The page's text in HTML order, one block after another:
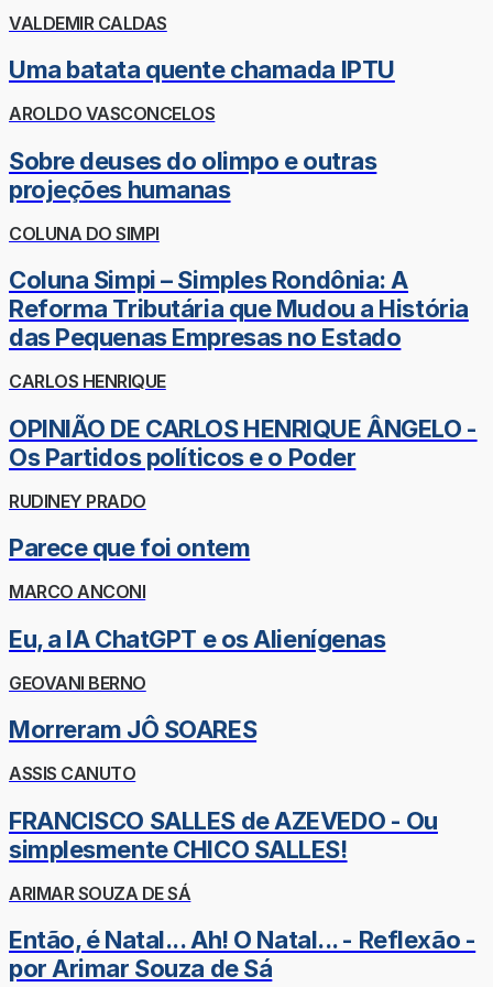
VALDEMIR CALDAS
Uma batata quente chamada IPTU
AROLDO VASCONCELOS
Sobre deuses do olimpo e outras
projeções humanas
COLUNA DO SIMPI
Coluna Simpi – Simples Rondônia: A
Reforma Tributária que Mudou a História
das Pequenas Empresas no Estado
CARLOS HENRIQUE
OPINIÃO DE CARLOS HENRIQUE ÂNGELO -
Os Partidos políticos e o Poder
RUDINEY PRADO
Parece que foi ontem
MARCO ANCONI
Eu, a IA ChatGPT e os Alienígenas
GEOVANI BERNO
Morreram JÔ SOARES
ASSIS CANUTO
FRANCISCO SALLES de AZEVEDO - Ou
simplesmente CHICO SALLES!
ARIMAR SOUZA DE SÁ
Então, é Natal... Ah! O Natal... - Reflexão -
por Arimar Souza de Sá